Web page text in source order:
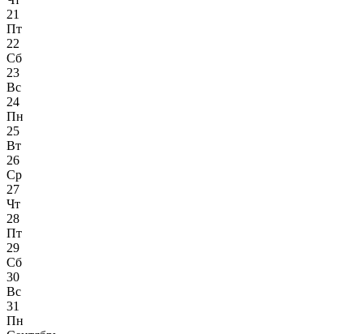
21
Пт
22
Сб
23
Вс
24
Пн
25
Вт
26
Ср
27
Чт
28
Пт
29
Сб
30
Вс
31
Пн